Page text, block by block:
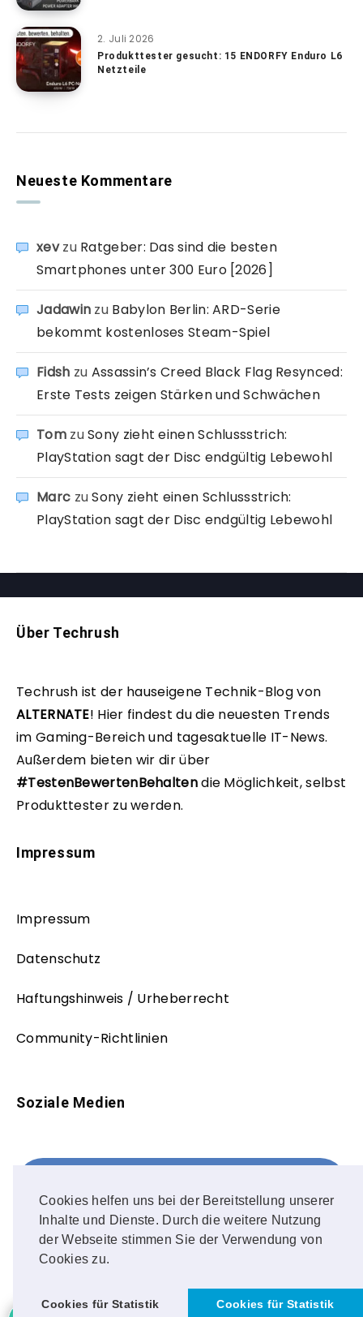
Cookies helfen uns bei der Bereitstellung unserer
Inhalte und Dienste. Durch die weitere Nutzung
der Webseite stimmen Sie der Verwendung von
Cookies zu.
Cookies für Statistik Cookies für Statistik
2. Juli 2026
Produkttester gesucht: 15 ENDORFY Enduro L6
Netzteile
Neueste Kommentare
xevzu Ratgeber: Das sind die besten
Smartphones unter 300 Euro [2026]
Jadawin zu Babylon Berlin: ARD-Serie
bekommt kostenloses Steam-Spiel
Fidsh zu Assassin’s Creed Black Flag Resynced:
Erste Tests zeigen Stärken und Schwächen
TomzuSony zieht einen Schlussstrich:
PlayStation sagt der Disc endgültig Lebewohl
Marc zuSony zieht einen Schlussstrich:
PlayStation sagt der Disc endgültig Lebewohl
Über Techrush
Techrush ist der hauseigene Technik-Blog von
ALTERNATE! Hier findest du die neuesten Trends
im Gaming-Bereich und tagesaktuelle IT-News.
Außerdem bieten wir dir über
#TestenBewertenBehaltendie Möglichkeit, selbst
Produkttester zu werden.
Impressum
Impressum
Datenschutz
Haftungshinweis / Urheberrecht
Community-Richtlinien
Soziale Medien
FOLLOW ME!
Instagram
OUR PHOTOS!